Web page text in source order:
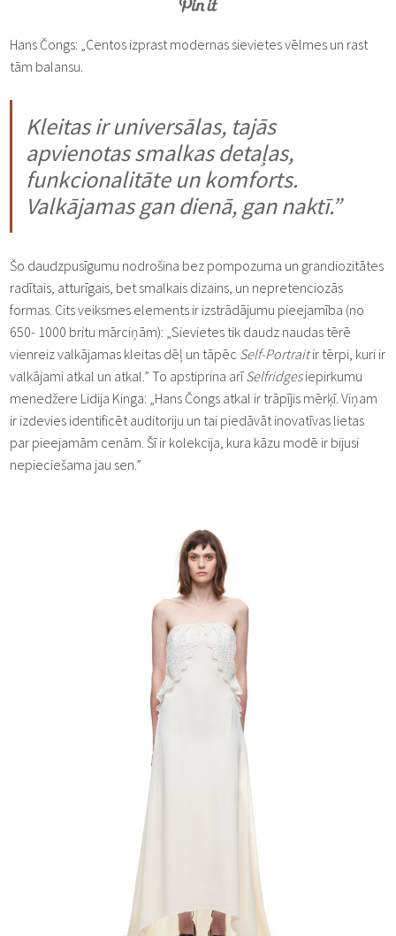
Hans Čongs: „Centos izprast modernas sievietes vēlmes un rast
tām balansu.
Kleitas ir universālas, tajās
apvienotas smalkas detaļas,
funkcionalitāte un komforts.
Valkājamas gan dienā, gan naktī.”
Šo daudzpusīgumu nodrošina bez pompozuma un grandiozitātes
radītais, atturīgais, bet smalkais dizains, un nepretenciozās
formas. Cits veiksmes elements ir izstrādājumu pieejamība (no
650- 1000 britu mārciņām): „Sievietes tik daudz naudas tērē
vienreiz valkājamas kleitas dēļ un tāpēc Self-Portraitir tērpi, kuri ir
valkājami atkal un atkal.” To apstiprina arīSelfridgesiepirkumu
menedžere Lidija Kinga: „Hans Čongs atkal ir trāpījis mērķī. Viņam
ir izdevies identificēt auditoriju un tai piedāvāt inovatīvas lietas
par pieejamām cenām. Šī ir kolekcija, kura kāzu modē ir bijusi
nepieciešama jau sen.”